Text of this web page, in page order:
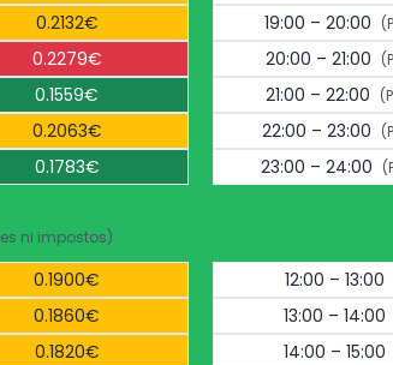
0.2132€
0.2279€
0.1559€
0.2063€
0.1783€
19:00 – 20:00
20:00 – 21:00
21:00 – 22:00
22:00 – 23:00
23:00 – 24:00
ni impostos)
0.1900€
0.1860€
0.1820€
12:00 – 13:00
13:00 – 14:00
14:00 – 15:00